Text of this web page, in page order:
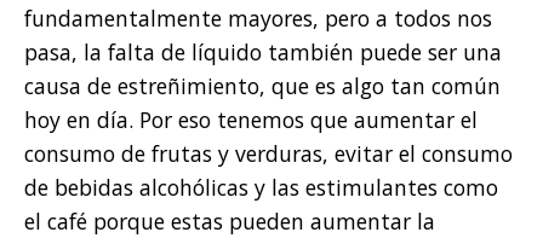
fundamentalmente mayores, pero a todos nos
pasa, la falta de líquido también puede ser una
causa de estreñimiento, que es algo tan común
hoy en día. Por eso tenemos que aumentar el
consumo de frutas y verduras, evitar el consumo
de bebidas alcohólicas y las estimulantes como
el café porque estas pueden aumentar la